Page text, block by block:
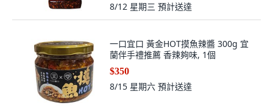
8/12 星期三 預計送達
一口宜口 黃金HOT摸魚辣醬 300g 宜
蘭伴手禮推薦 香辣夠味, 1個
$350
8/15 星期六 預計送達